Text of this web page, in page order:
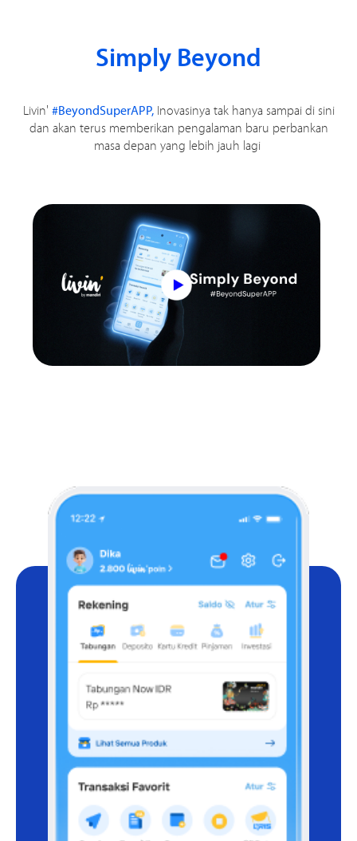
Simply Beyond
Livin' #BeyondSuperAPP,Inovasinya tak hanya sampai di sini
dan akan terus memberikan pengalaman baru perbankan
masa depan yang lebih jauh lagi